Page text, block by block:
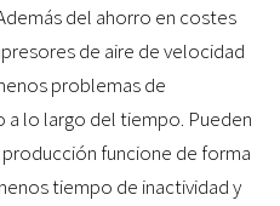
del ahorro en costes
de aire de velocidad
problemas de
lo largo del tiempo. Pueden
funcione de forma
tiempo de inactividad y